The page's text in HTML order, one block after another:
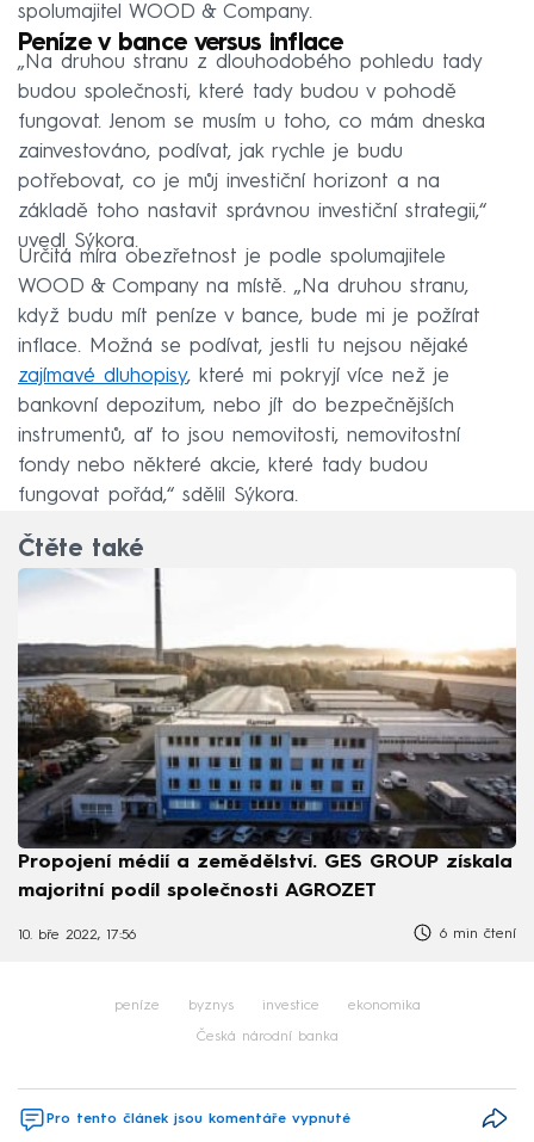
spolumajitel WOOD & Company.
Peníze v bance versus inflace
„Na druhou stranu z dlouhodobého pohledu tady
budou společnosti, které tady budou v pohodě
fungovat. Jenom se musím u toho, co mám dneska
zainvestováno, podívat, jak rychle je budu
potřebovat, co je můj investiční horizont a na
základě toho nastavit správnou investiční strategii,“
uvedl Sýkora.
Určitá míra obezřetnost je podle spolumajitele
WOOD & Company na místě. „Na druhou stranu,
když budu mít peníze v bance, bude mi je požírat
inflace. Možná se podívat, jestli tu nejsou nějaké
zajímavé dluhopisy, které mi pokryjí více než je
bankovní depozitum, nebo jít do bezpečnějších
instrumentů, ať to jsou nemovitosti, nemovitostní
fondy nebo některé akcie, které tady budou
fungovat pořád,“ sdělil Sýkora.
Čtěte také
Propojení médií a zemědělství. GES GROUP získala
majoritní podíl společnosti AGROZET
10. bře 2022, 17:56 6 min čtení
peníze byznys investice ekonomika
Česká národní banka
Pro tento článek jsou komentáře vypnuté